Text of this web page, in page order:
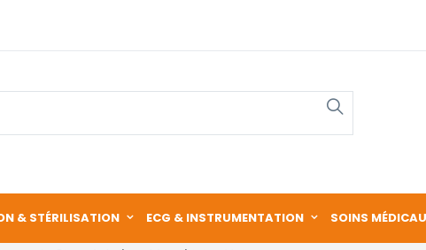
& STÉRILISATION ECG & INSTRUMENTATION SOINS